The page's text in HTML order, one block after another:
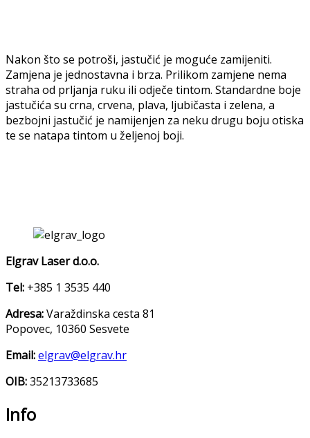
Nakon što se potroši, jastučić je moguće zamijeniti.
Zamjena je jednostavna i brza. Prilikom zamjene nema
straha od prljanja ruku ili odječe tintom. Standardne boje
jastučića su crna, crvena, plava, ljubičasta i zelena, a
bezbojni jastučić je namijenjen za neku drugu boju otiska
te se natapa tintom u željenoj boji.
Elgrav Laser d.o.o.
Tel: +385 1 3535 440
Adresa:Varaždinska cesta 81
Popovec, 10360 Sesvete
Email:elgrav@elgrav.hr
OIB:35213733685
Info